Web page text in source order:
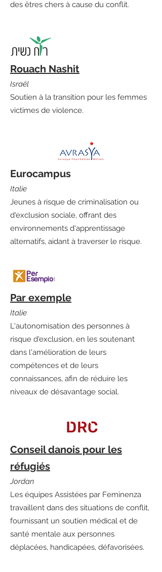
des êtres chers à cause du conflit.
Rouach Nashit
Israël
Soutien à la transition pour les femmes
victimes de violence.
Eurocampus
Italie
Jeunes à risque de criminalisation ou
d'exclusion sociale, offrant des
environnements d'apprentissage
alternatifs, aidant à traverser le risque.
Par exemple
Italie
L'autonomisation des personnes à
risque d'exclusion, en les soutenant
dans l'amélioration de leurs
compétences et de leurs
connaissances, afin de réduire les
niveaux de désavantage social.
Conseil danois pour les
réfugiés
Jordan
Les équipes Assistées par Feminenza
travaillent dans des situations de conflit,
fournissant un soutien médical et de
santé mentale aux personnes
déplacées, handicapées, défavorisées.